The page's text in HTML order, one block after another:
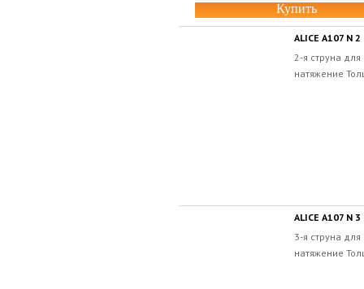
Купить
ALICE A107 N 2
2-я струна
натяжение
ALICE A107 N 3
3-я струна
натяжение